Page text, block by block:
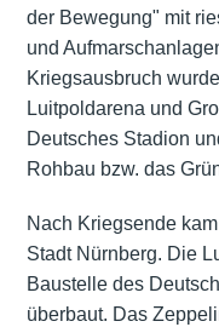
der Bewegung" mit
und
Kriegsausbruch
Luitpoldarena und
Deutsches Stadion
Rohbau bzw. das
Nach Kriegsende
Stadt Nürnberg. Die
Baustelle des
überbaut. Das